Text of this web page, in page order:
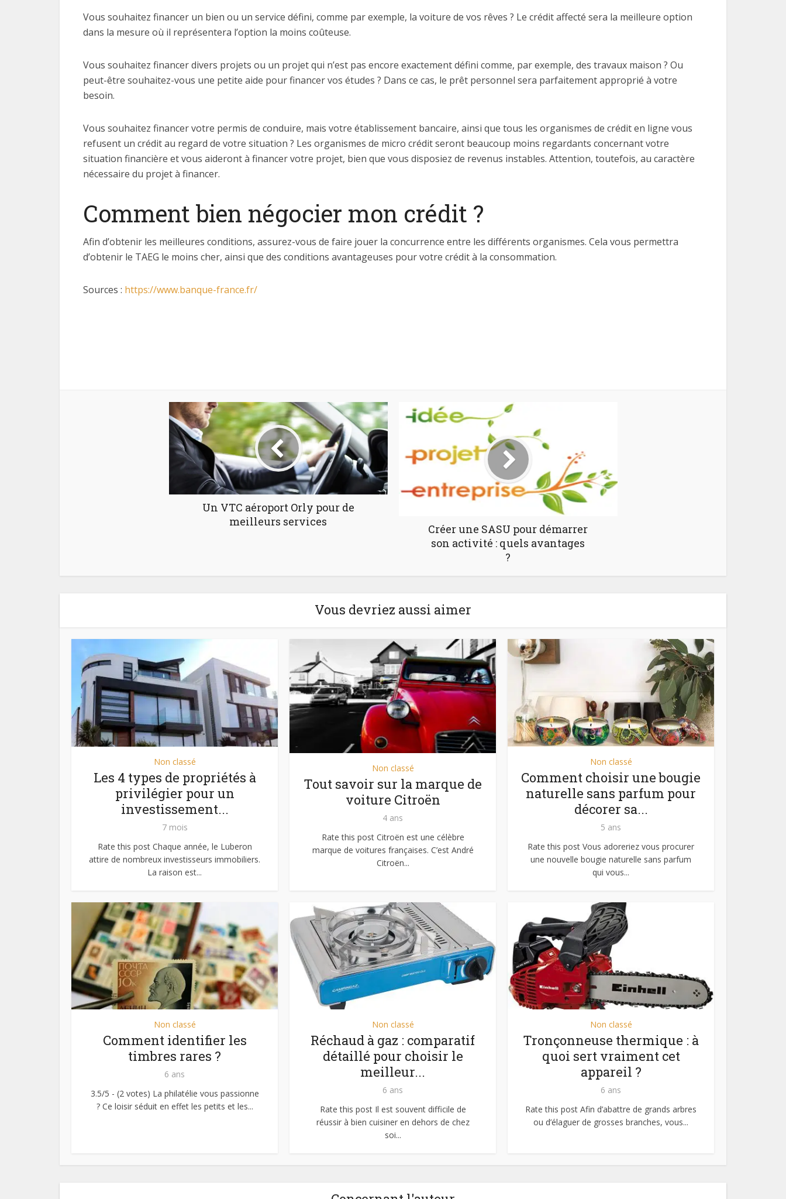
Vous souhaitez financer un bien ou un service défini, comme par exemple, la voiture de vos rêves ? Le crédit affecté sera la meilleure option
dans la mesure où il représentera l’option la moins coûteuse.
Vous souhaitez financer divers projets ou un projet qui n’est pas encore exactement défini comme, par exemple, des travaux maison ? Ou
peut-être souhaitez-vous une petite aide pour financer vos études ? Dans ce cas, le prêt personnel sera parfaitement approprié à votre
besoin.
Vous souhaitez financer votre permis de conduire, mais votre établissement bancaire, ainsi que tous les organismes de crédit en ligne vous
refusent un crédit au regard de votre situation ? Les organismes de micro crédit seront beaucoup moins regardants concernant votre
situation financière et vous aideront à financer votre projet, bien que vous disposiez de revenus instables. Attention, toutefois, au caractère
nécessaire du projet à financer.
Comment bien négocier mon crédit ?
Afin d’obtenir les meilleures conditions, assurez-vous de faire jouer la concurrence entre les différents organismes. Cela vous permettra
d’obtenir le TAEG le moins cher, ainsi que des conditions avantageuses pour votre crédit à la consommation.
Sources : https://www.banque-france.fr/
Un VTC aéroport Orly pour de
meilleurs services
Créer une SASU pour démarrer
son activité : quels avantages
?
Vous devriez aussi aimer
Non classé
Les 4 types de propriétés à
privilégier pour un
investissement...
7 mois
Rate this post Chaque année, le Luberon
attire de nombreux investisseurs immobiliers.
La raison est...
Non classé
Tout savoir sur la marque de
voiture Citroën
4 ans
Rate this post Citroën est une célèbre
marque de voitures françaises. C’est André
Citroën...
Non classé
Comment choisir une bougie
naturelle sans parfum pour
décorer sa...
5 ans
Rate this post Vous adoreriez vous procurer
une nouvelle bougie naturelle sans parfum
qui vous...
Non classé
Comment identifier les
timbres rares ?
6 ans
3.5/5 - (2 votes) La philatélie vous passionne
? Ce loisir séduit en effet les petits et les...
Non classé
Réchaud à gaz : comparatif
détaillé pour choisir le
meilleur...
6 ans
Rate this post Il est souvent difficile de
réussir à bien cuisiner en dehors de chez
soi...
Non classé
Tronçonneuse thermique : à
quoi sert vraiment cet
appareil ?
6 ans
Rate this post Afin d’abattre de grands arbres
ou d’élaguer de grosses branches, vous...